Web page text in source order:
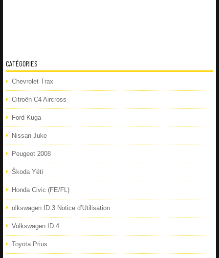
CATÉGORIES
Chevrolet Trax
Citroën C4 Aircross
Ford Kuga
Nissan Juke
Peugeot 2008
Škoda Yéti
Honda Civic (FE/FL)
olkswagen ID.3 Notice d’Utilisation
Volkswagen ID.4
Toyota Prius